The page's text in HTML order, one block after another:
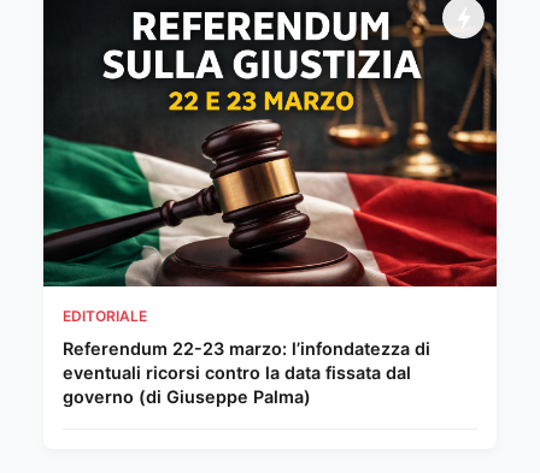
EDITORIALE
Referendum 22-23 marzo: l’infondatezza di
eventuali ricorsi contro la data fissata dal
governo (di Giuseppe Palma)